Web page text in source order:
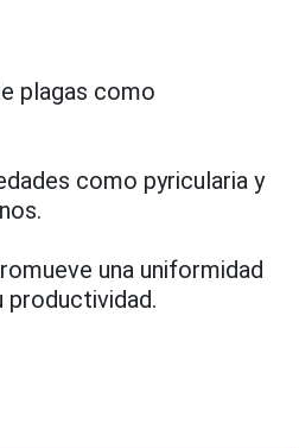
plagas como
como pyricularia y
una uniformidad
productividad.